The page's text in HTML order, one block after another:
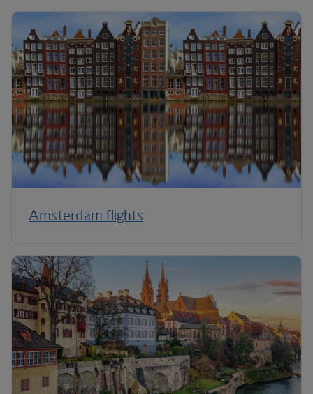
Amsterdam flights